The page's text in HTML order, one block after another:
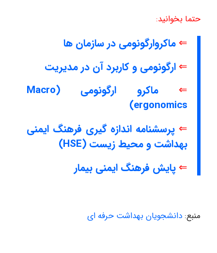
حتما بخوانید:
⇐ ماکروارگونومی در سازمان ها
⇐ ارگونومی و کاربرد آن در مدیریت
⇐
ماکرو ارگونومی (Macro
ergonomics)
⇐ پرسشنامه اندازه گیری فرهنگ ایمنی
بهداشت و محیط زیست (HSE)
⇐ پایش فرهنگ ایمنی بیمار
منبع: دانشجویان بهداشت حرفه ای